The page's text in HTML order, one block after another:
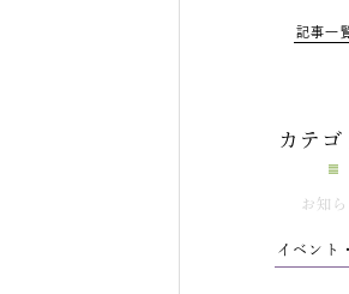
記事一
カテゴ
お知
イベント